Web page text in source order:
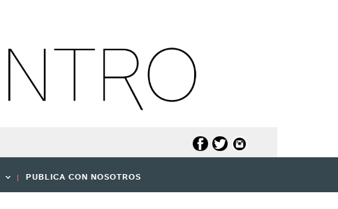
PUBLICA CON NOSOTROS